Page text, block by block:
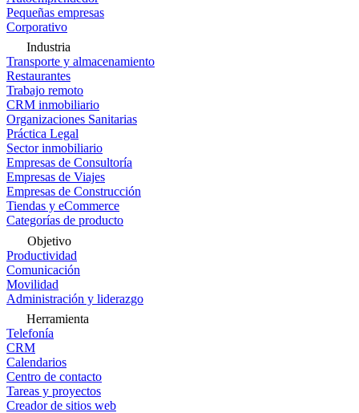
Pequeñas empresas
Corporativo
Industria
Transporte y almacenamiento
Restaurantes
Trabajo remoto
CRM inmobiliario
Organizaciones Sanitarias
Práctica Legal
Sector inmobiliario
Empresas de Consultoría
Empresas de Viajes
Empresas de Construcción
Tiendas y eCommerce
Categorías de producto
Objetivo
Productividad
Comunicación
Movilidad
Administración y liderazgo
Herramienta
Telefonía
CRM
Calendarios
Centro de contacto
Tareas y proyectos
Creador de sitios web